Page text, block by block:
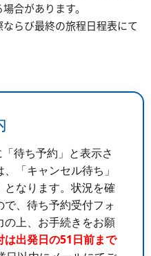
合があります。
らび最終の旅程日程表にて
待ち予約」と表示さ
「キャンセル待ち」
となります。状況を確
、待ち予約受付フォ
上、お手続きをお願
は出発日の51日前まで